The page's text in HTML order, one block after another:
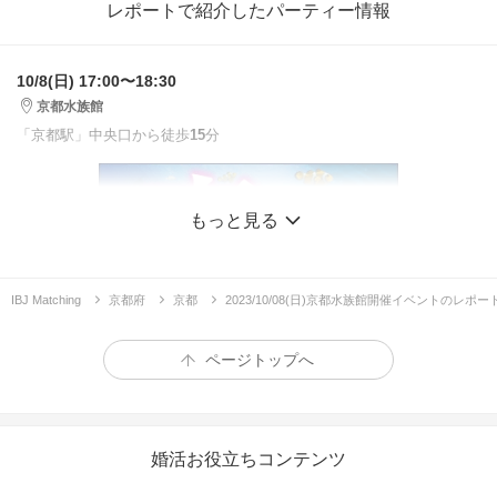
レポートで紹介したパーティー情報
10/8(日) 17:00〜18:30
京都水族館
「京都駅」中央口から徒歩15分
もっと見る
IBJ Matching 京都府 京都 2023/10/08(日)京都水族館開催イベントのレポー
ページトップへ
婚活お役立ちコンテンツ